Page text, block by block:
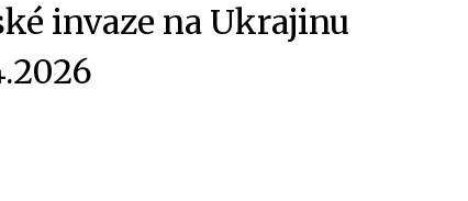
invaze na Ukrajinu